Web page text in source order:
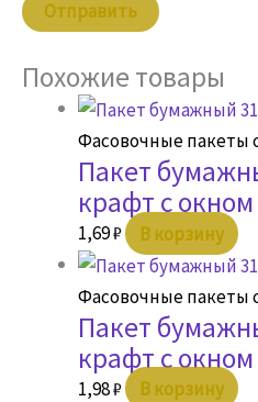
Похожие товары
Фасовочные пакеты
Пакет
крафт с окном
1,69₽ В корзину
Фасовочные пакеты
Пакет
крафт с окном
1,98₽ В корзину